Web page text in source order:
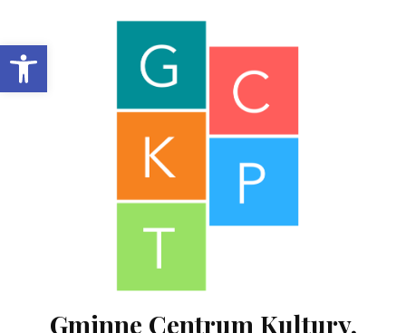
Open toolbar
Gminne Centrum Kultury,